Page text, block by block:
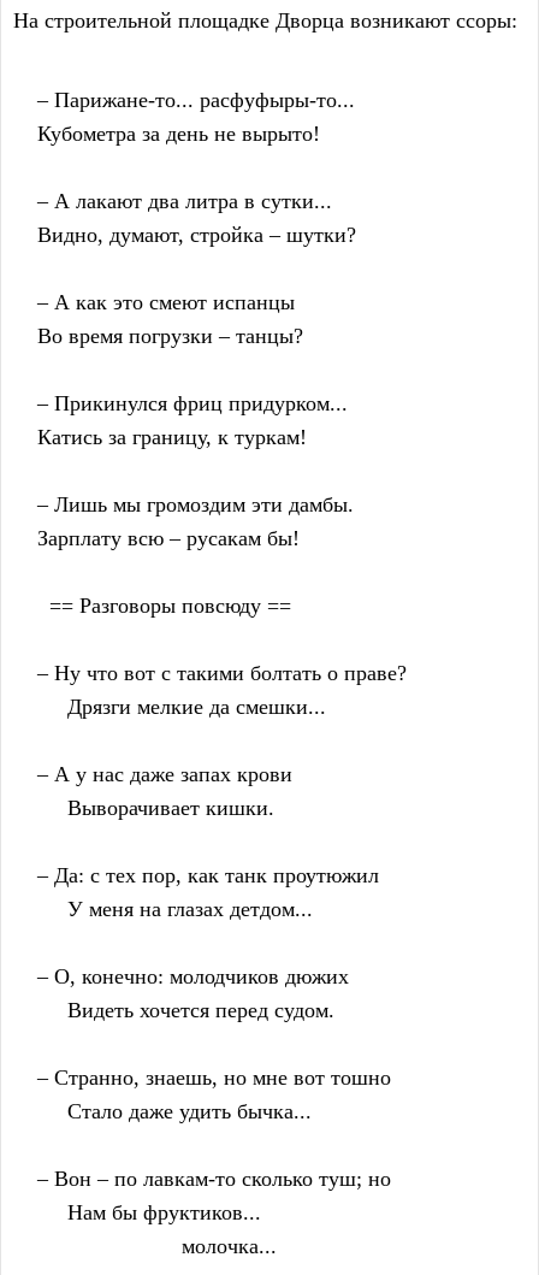
На строительной площадке Дворца возникают ссоры:
    – Парижане-то... расфуфыры-то...
    Кубометра за день не вырыто!
    – А лакают два литра в сутки...
    Видно, думают, стройка – шутки?
    – А как это смеют испанцы
    Во время погрузки – танцы?
    – Прикинулся фриц придурком...
    Катись за границу, к туркам!
    – Лишь мы громоздим эти дамбы.
    Зарплату всю – русакам бы!
      == Разговоры повсюду ==
    – Ну что вот с такими болтать о праве?
         Дрязги мелкие да смешки...
    – А у нас даже запах крови
         Выворачивает кишки.
    – Да: с тех пор, как танк проутюжил
         У меня на глазах детдом...
    – О, конечно: молодчиков дюжих
         Видеть хочется перед судом.
    – Странно, знаешь, но мне вот тошно
         Стало даже удить бычка...
    – Вон – по лавкам-то сколько туш; но
         Нам бы фруктиков...
                            молочка...